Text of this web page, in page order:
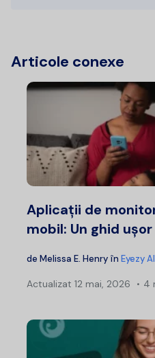
Articole conexe
Aplicații de
mobil: Un ghid ușor
de Melissa E. Henry în Eyezy
Actualizat 12 mai, 2026 4